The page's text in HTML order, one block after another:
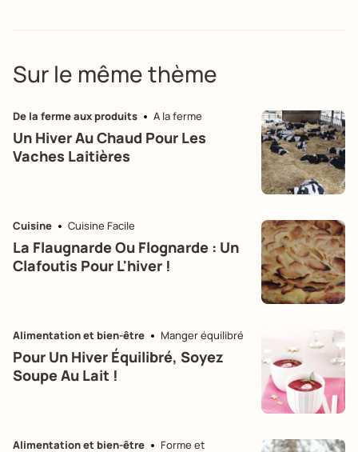
Sur le même thème
De la ferme aux produits A la ferme
Un Hiver Au Chaud Pour Les
Vaches Laitières
Cuisine Cuisine Facile
La Flaugnarde Ou Flognarde : Un
Clafoutis Pour L'hiver !
Alimentation et bien-être Manger équilibré
Pour Un Hiver Équilibré, Soyez
Soupe Au Lait !
Alimentation et bien-être
Forme et